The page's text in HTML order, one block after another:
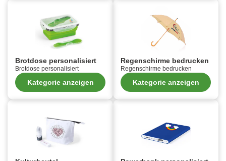
Brotdose personalisiert
Brotdose personalisiert
Kategorie anzeigen
Regenschirme bedrucken
Regenschirme bedrucken
Kategorie anzeigen